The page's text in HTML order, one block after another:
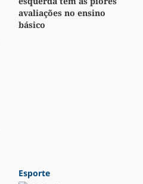
avaliações no ensino
básico
Esporte